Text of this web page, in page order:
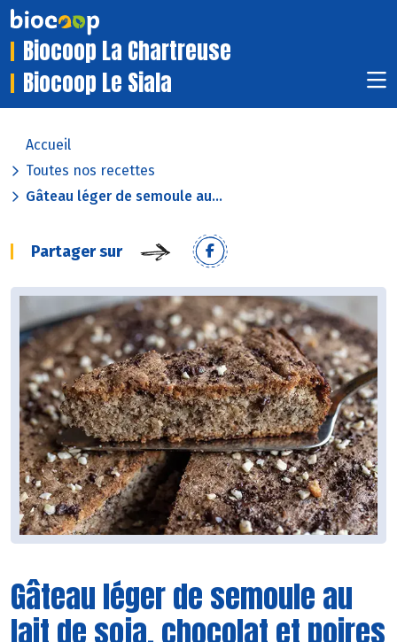
Biocoop La Chartreuse
Biocoop Le Siala
Accueil
Toutes nos recettes
Gâteau léger de semoule au...
Partager sur
Gâteau léger de semoule au
lait de soja, chocolat et poires